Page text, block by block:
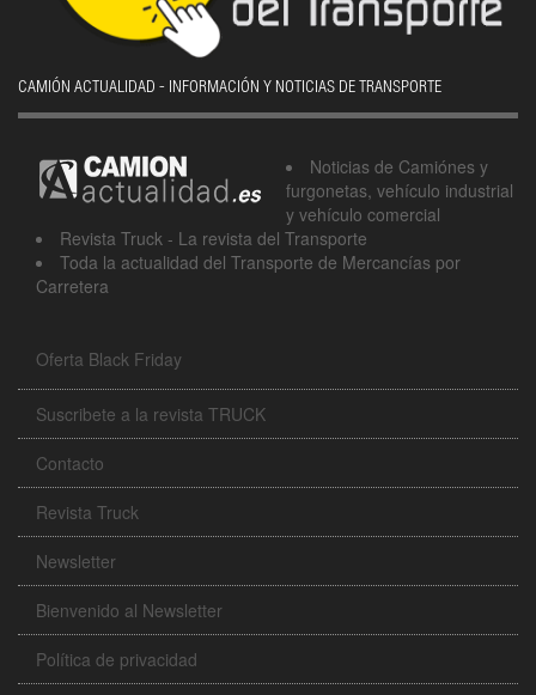
CAMIÓN ACTUALIDAD - INFORMACIÓN Y NOTICIAS DE TRANSPORTE
Noticias de Camiónes y
furgonetas, vehículo industrial
y vehículo comercial
Revista Truck - La revista del Transporte
Toda la actualidad del Transporte de Mercancías por
Carretera
Oferta Black Friday
Suscribete a la revista TRUCK
Contacto
Revista Truck
Newsletter
Bienvenido al Newsletter
Política de privacidad